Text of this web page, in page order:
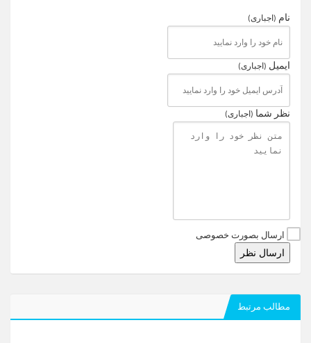
نام (اجباری)
ایمیل (اجباری)
نظر شما (اجباری)
ارسال بصورت خصوصی
ارسال نظر
مطالب مرتبط